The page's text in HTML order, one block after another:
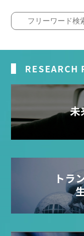
RESEARCH
未
トラ